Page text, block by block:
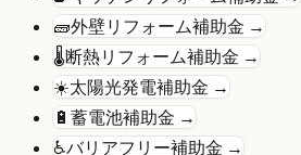
🧱外壁リフォーム補助金 →
🌡️断熱リフォーム補助金 →
☀️太陽光発電補助金 →
🔋 蓄電池補助金 →
♿バリアフリー補助金 →